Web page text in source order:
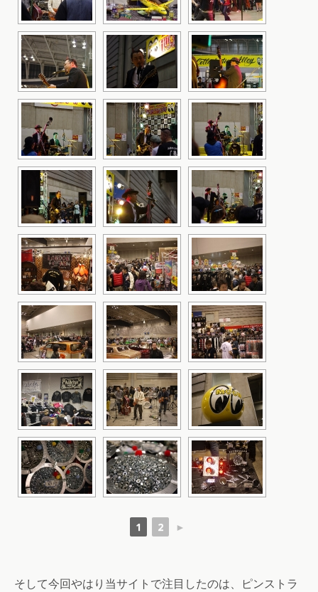
1 2 ►
そして今回やはり当サイトで注目したのは、ピンストラ